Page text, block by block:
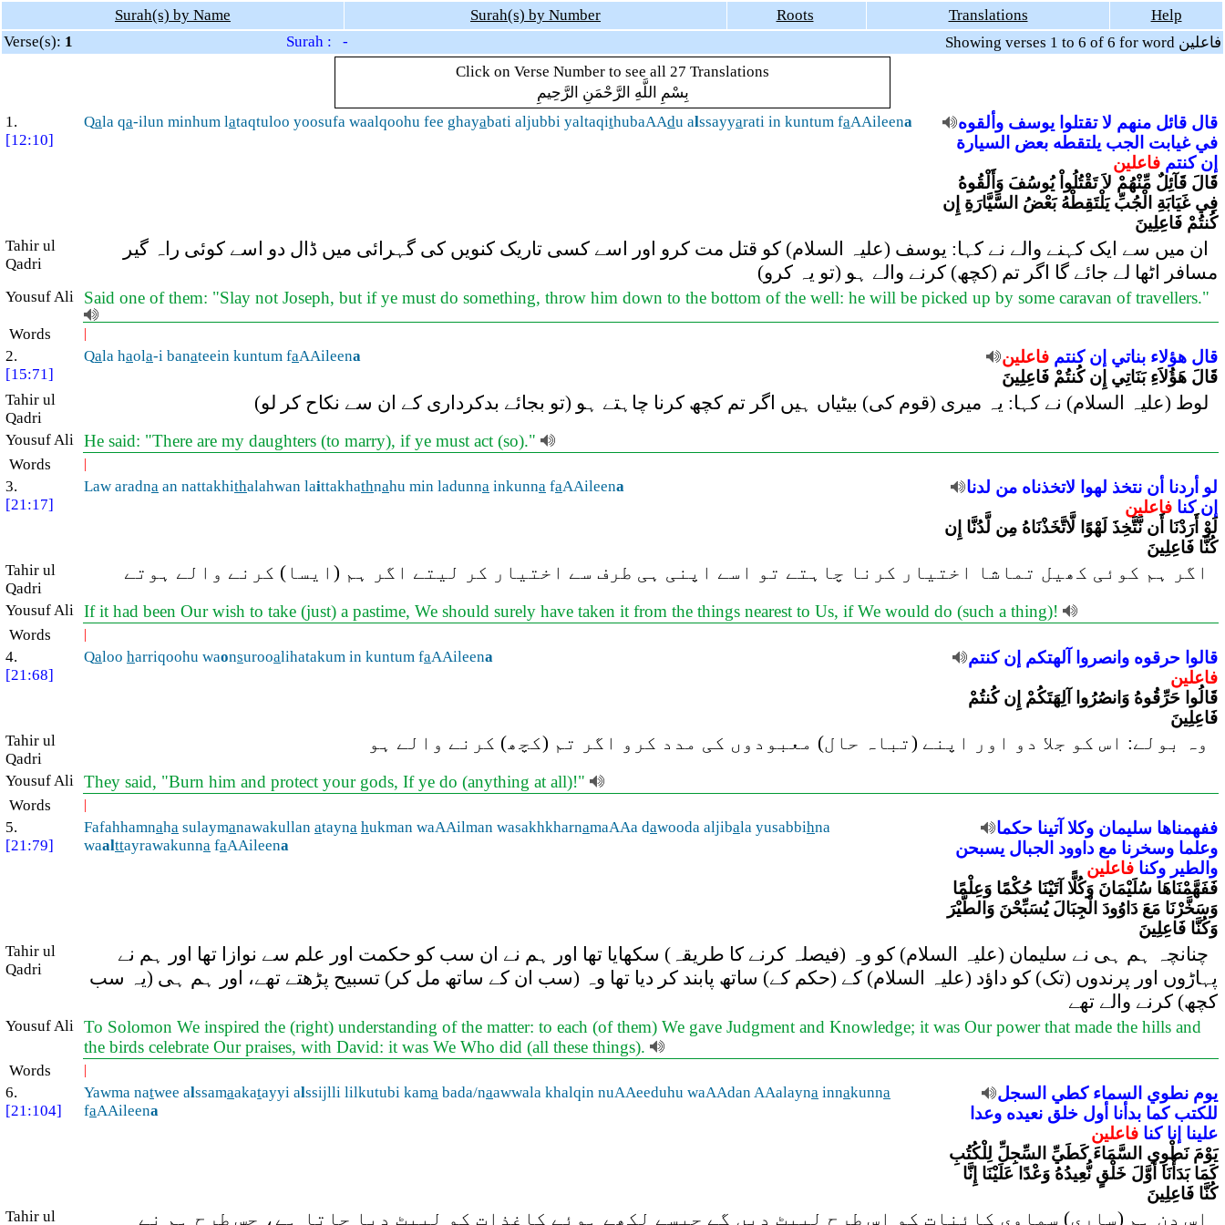
Surah(s) by Name Surah(s) by Number Roots Translations
Help
Verse(s): 1 Surah : -
Showing verses 1 to 6 of 6 for word فاعلين
Click on Verse Number to see all 27 Translations
بِسْمِ اللَّهِ الرَّحْمَنِ الرَّحِيمِ
1.
[12:10]
Qala qa-ilun minhum lataqtuloo yoosufa waalqoohu fee ghayabati aljubbi yaltaqithubaAAdu alssayyarati in kuntum faAAileena قال قائل منهم لا تقتلوا يوسف وألقوه
في غيابت الجب يلتقطه بعض السيارة
إن كنتم فاعلين
قَالَ قَآئِلٌ مِّنْهُمْ لاَ تَقْتُلُواْ يُوسُفَ وَأَلْقُوهُ
فِي غَيَابَةِ الْجُبِّ يَلْتَقِطْهُ بَعْضُ السَّيَّارَةِ إِن
كُنتُمْ فَاعِلِينَ
Tahir ul
Qadri
ان میں سے ایک کہنے والے نے کہا: یوسف (علیہ السلام) کو قتل مت کرو اور اسے کسی تاریک کنویں کی گہرائی میں ڈال دو اسے کوئی راہ گیر
مسافر اٹھا لے جائے گا اگر تم (کچھ) کرنے والے ہو (تو یہ کرو)
Yousuf Ali Said one of them: "Slay not Joseph, but if ye must do something, throw him down to the bottom of the well: he will be picked up by some caravan of travellers."
Words |
2.
[15:71]
Qala haola-i banateein kuntum faAAileena قال هؤلاء بناتي إن كنتم فاعلين
قَالَ هَؤُلاَءِ بَنَاتِي إِن كُنتُمْ فَاعِلِينَ
Tahir ul
Qadri
لوط (علیہ السلام) نے کہا: یہ میری (قوم کی) بیٹیاں ہیں اگر تم کچھ کرنا چاہتے ہو (تو بجائے بدکرداری کے ان سے نکاح کر لو)
Yousuf Ali He said: "There are my daughters (to marry), if ye must act (so)."
Words |
3.
[21:17]
Law aradna an nattakhithalahwan laittakhathnahu min ladunna inkunna faAAileena لو أردنا أن نتخذ لهوا لاتخذناه من لدنا
إن كنا فاعلين
لَوْ أَرَدْنَا أَن نَّتَّخِذَ لَهْوًا لَّاتَّخَذْنَاهُ مِن لَّدُنَّا إِن
كُنَّا فَاعِلِينَ
Tahir ul
Qadri
اگر ہم کوئی کھیل تماشا اختیار کرنا چاہتے تو اسے اپنی ہی طرف سے اختیار کر لیتے اگر ہم (ایسا) کرنے والے ہوتے
Yousuf Ali If it had been Our wish to take (just) a pastime, We should surely have taken it from the things nearest to Us, if We would do (such a thing)!
Words |
4.
[21:68]
Qaloo harriqoohu waonsurooalihatakum in kuntum faAAileena قالوا حرقوه وانصروا آلهتكم إن كنتم
فاعلين
قَالُوا حَرِّقُوهُ وَانصُرُوا آلِهَتَكُمْ إِن كُنتُمْ
فَاعِلِينَ
Tahir ul
Qadri
وہ بولے: اس کو جلا دو اور اپنے (تباہ حال) معبودوں کی مدد کرو اگر تم (کچھ) کرنے والے ہو
Yousuf Ali They said, "Burn him and protect your gods, If ye do (anything at all)!"
Words |
5.
[21:79]
Fafahhamnaha sulaymanawakullan atayna hukman waAAilman wasakhkharnamaAAa dawooda aljibala yusabbihna
waalttayrawakunna faAAileena
ففهمناها سليمان وكلا آتينا حكما
وعلما وسخرنا مع داوود الجبال يسبحن
والطير وكنا فاعلين
فَفَهَّمْنَاهَا سُلَيْمَانَ وَكُلًّا آتَيْنَا حُكْمًا وَعِلْمًا
وَسَخَّرْنَا مَعَ دَاوُودَ الْجِبَالَ يُسَبِّحْنَ وَالطَّيْرَ
وَكُنَّا فَاعِلِينَ
Tahir ul
Qadri
چنانچہ ہم ہی نے سلیمان (علیہ السلام) کو وہ (فیصلہ کرنے کا طریقہ) سکھایا تھا اور ہم نے ان سب کو حکمت اور علم سے نوازا تھا اور ہم نے
پہاڑوں اور پرندوں (تک) کو داؤد (علیہ السلام) کے (حکم کے) ساتھ پابند کر دیا تھا وہ (سب ان کے ساتھ مل کر) تسبیح پڑھتے تھے، اور ہم ہی (یہ سب
کچھ) کرنے والے تھے
Yousuf Ali To Solomon We inspired the (right) understanding of the matter: to each (of them) We gave Judgment and Knowledge; it was Our power that made the hills and
the birds celebrate Our praises, with David: it was We Who did (all these things).
Words |
6.
[21:104]
Yawma natwee alssamaakatayyi alssijlli lilkutubi kama bada/naawwala khalqin nuAAeeduhu waAAdan AAalayna innakunna
faAAileena
يوم نطوي السماء كطي السجل
للكتب كما بدأنا أول خلق نعيده وعدا
علينا إنا كنا فاعلين
يَوْمَ نَطْوِي السَّمَاءَ كَطَيِّ السِّجِلِّ لِلْكُتُبِ
كَمَا بَدَأْنَا أَوَّلَ خَلْقٍ نُّعِيدُهُ وَعْدًا عَلَيْنَا إِنَّا
كُنَّا فَاعِلِينَ
Tahir ul اس دن ہم (ساری) سماوی کائنات کو اس طرح لپیٹ دیں گے جیسے لکھے ہوئے کاغذات کو لپیٹ دیا جاتا ہے، جس طرح ہم نے